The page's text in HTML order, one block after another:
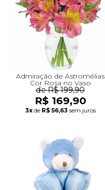
Admiração de Astromélias
Cor Rosa no Vaso
de R$ 199,90
R$ 169,90
3x de R$ 56,63 sem juros